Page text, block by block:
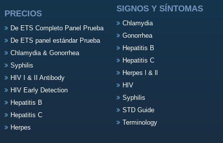
PRECIOS
De ETS Completo Panel Prueba
De ETS panel estándar Prueba
Chlamydia & Gonorrhea
Syphilis
HIV I & II Antibody
HIV Early Detection
Hepatitis B
Hepatitis C
Herpes
SIGNOS Y SÍNTOMAS
Chlamydia
Gonorrhea
Hepatitis B
Hepatitis C
Herpes l & ll
HIV
Syphilis
STD Guide
Terminology